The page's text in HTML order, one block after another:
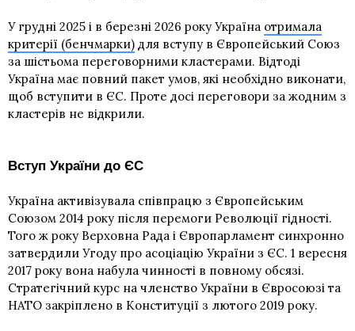
У грудні 2025 і в березні 2026 року Україна отримала
критерії (бенчмарки) для вступу в Європейський Союз
за шістьома переговорними кластерами. Відтоді
Україна має повний пакет умов, які необхідно виконати,
щоб вступити в ЄС. Проте досі переговори за жодним з
кластерів не відкрили.
Вступ України до ЄС
Україна активізувала співпрацю з Європейським
Союзом 2014 року після перемоги Революції гідності.
Того ж року Верховна Рада і Європарламент синхронно
затвердили Угоду про асоціацію України з ЄС. 1 вересня
2017 року вона набула чинності в повному обсязі.
Стратегічний курс на членство України в Євросоюзі та
НАТО закріплено в Конституції з лютого 2019 року.